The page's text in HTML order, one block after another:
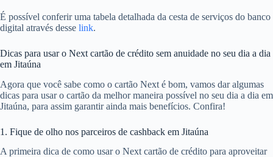
É possível conferir uma tabela detalhada da cesta de serviços do banco
digital através desse link.
Dicas para usar o Next cartão de crédito sem anuidade no seu dia a dia
em Jitaúna
Agora que você sabe como o cartão Next é bom, vamos dar algumas
dicas para usar o cartão da melhor maneira possível no seu dia a dia em
Jitaúna, para assim garantir ainda mais benefícios. Confira!
1. Fique de olho nos parceiros de cashback em Jitaúna
A primeira dica de como usar o Next cartão de crédito para aproveitar